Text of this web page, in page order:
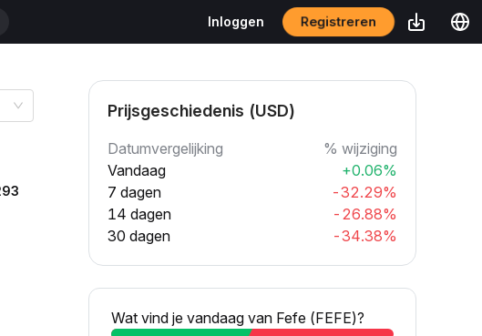
Inloggen Registreren
Prijsgeschiedenis (USD)
Datumvergelijking
% wijziging
Vandaag
+0.06%
7 dagen
-32.29%
14 dagen
-26.88%
30 dagen
-34.38%
Wat vind je vandaag van Fefe (FEFE)?